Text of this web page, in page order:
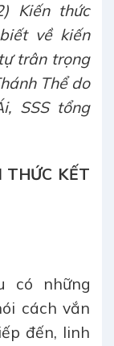
Kiến thức
về kiến
trân trọng
Thể do
SSS tổng
THỨC KẾT
có những
cách vắn
đến, linh